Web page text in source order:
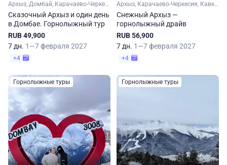
Архыз, Домбай, Карачаево-Черкесия, Кавказ
Сказочный Архыз и один день
в Домбае. Горнолыжный тур
RUB 49,900
7 дн. 1—7 февраля 2027
+4
Архыз, Карачаево-Черкесия, Кавказ
Снежный Архыз —
горнолыжный драйв
RUB 56,900
7 дн. 1—7 февраля 2027
+4
Горнолыжные туры Горнолыжные туры